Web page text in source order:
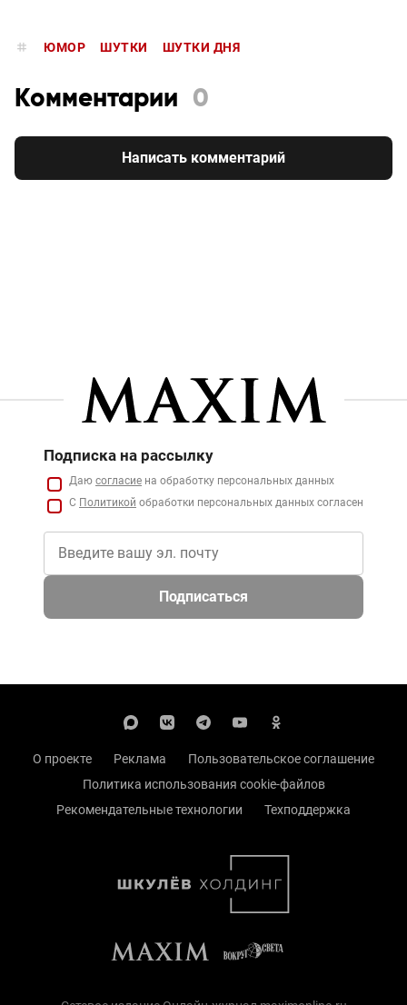
ЮМОР ШУТКИ ШУТКИ ДНЯ
Комментарии 0
Написать комментарий
Подписка на рассылку
Даю согласие на обработку персональных данных
С Политикой обработки персональных данных согласен
Подписаться
О проекте Реклама
Пользовательское соглашение
Политика использования cookie-файлов
Рекомендательные технологии
Техподдержка